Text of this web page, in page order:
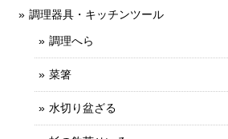
調理器具・キッチンツール
調理へら
菜箸
水切り盆ざる